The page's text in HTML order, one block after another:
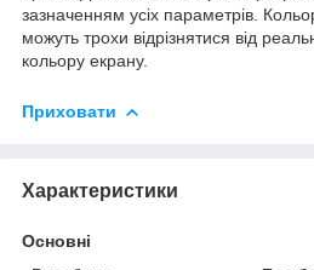
зазначенням усіх параметрів.
можуть трохи відрізнятися від
кольору екрану.
Приховати
Характеристики
Основні